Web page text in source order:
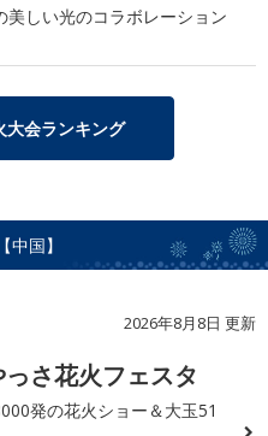
美しい光のコラボレーション
大会ランキング
国】
2026年8月8日 更新
さ花火フェスタ
発の花火ショー＆大玉51